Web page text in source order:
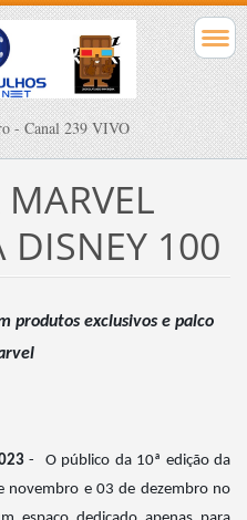
- Canal 239 VIVO
MARVEL
DISNEY 100
produtos exclusivos e palco
-
O público da 10ª edição da
novembro e 03 de dezembro no